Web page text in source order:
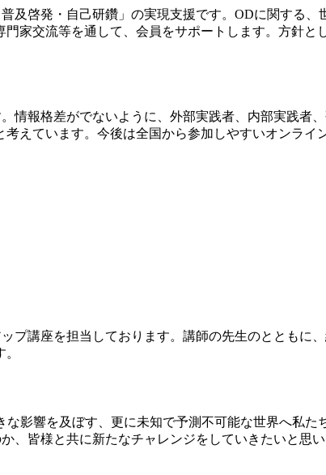
及啓発・自己研鑽」の実現支援です。ODに関する
家交流等を通して、会員をサポートします。方針
情報格差がでないように、外部実践者、内部実践者
えています。今後は全国から参加しやすいオンラ
プ講座を担当しております。講師の先生のとともに
影響を及ぼす、更に未知で予測不可能な世界へ私
、皆様と共に新たなチャレンジをしていきたいと思い